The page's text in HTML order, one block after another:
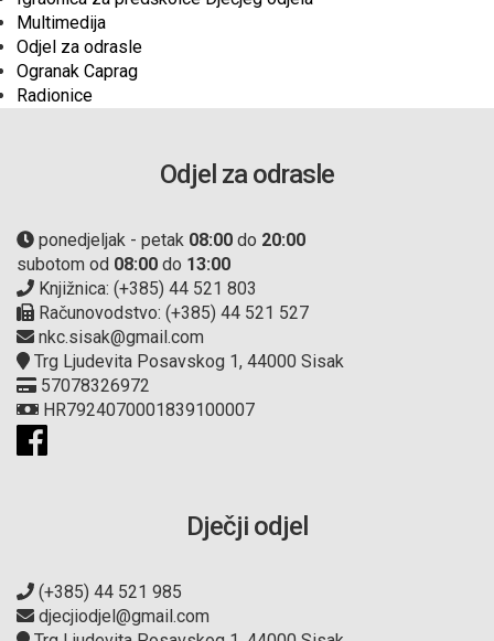
Multimedija
Odjel za odrasle
Ogranak Caprag
Radionice
Odjel za odrasle
ponedjeljak - petak 08:00 do 20:00
subotom od 08:00 do 13:00
Knjižnica: (+385) 44 521 803
Računovodstvo: (+385) 44 521 527
nkc.sisak@gmail.com
Trg Ljudevita Posavskog 1, 44000 Sisak
57078326972
HR7924070001839100007
Dječji odjel
(+385) 44 521 985
djecjiodjel@gmail.com